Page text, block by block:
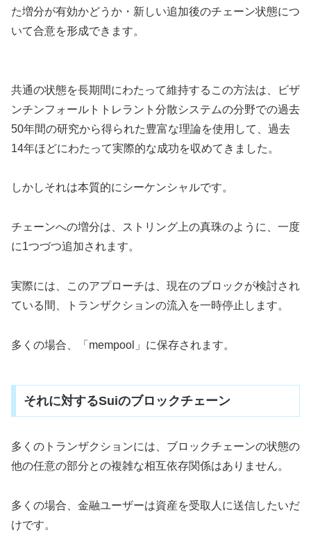
た増分が有効かどうか・新しい追加後のチェーン状態につ
いて合意を形成できます。
共通の状態を長期間にわたって維持するこの方法は、ビザ
ンチンフォールトトレラント分散システムの分野での過去
50年間の研究から得られた豊富な理論を使用して、過去
14年ほどにわたって実際的な成功を収めてきました。
しかしそれは本質的にシーケンシャルです。
チェーンへの増分は、ストリング上の真珠のように、一度
に1つづつ追加されます。
実際には、このアプローチは、現在のブロックが検討され
ている間、トランザクションの流入を一時停止します。
多くの場合、「mempool」に保存されます。
それに対するSuiのブロックチェーン
多くのトランザクションには、ブロックチェーンの状態の
他の任意の部分との複雑な相互依存関係はありません。
多くの場合、金融ユーザーは資産を受取人に送信したいだ
けです。